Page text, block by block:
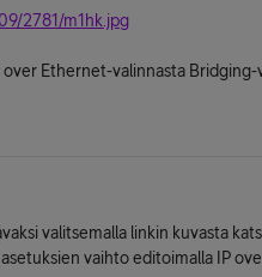
2781/m1hk.jpg
over Ethernet-valinnasta Bridging-
valitsemalla linkin kuvasta
vaihto editoimalla IP